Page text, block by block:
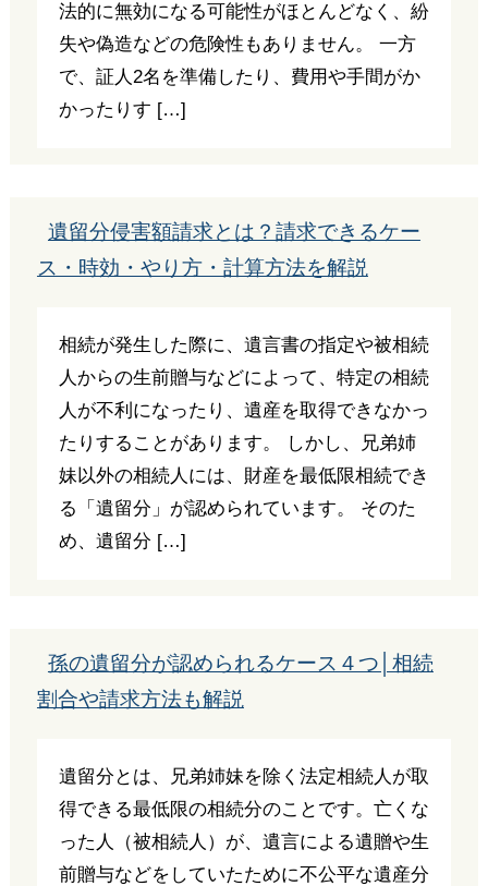
法的に無効になる可能性がほとんどなく、紛
失や偽造などの危険性もありません。 一方
で、証人2名を準備したり、費用や手間がか
かったりす […]
遺留分侵害額請求とは？請求できるケー
ス・時効・やり方・計算方法を解説
相続が発生した際に、遺言書の指定や被相続
人からの生前贈与などによって、特定の相続
人が不利になったり、遺産を取得できなかっ
たりすることがあります。 しかし、兄弟姉
妹以外の相続人には、財産を最低限相続でき
る「遺留分」が認められています。 そのた
め、遺留分 […]
孫の遺留分が認められるケース４つ│相続
割合や請求方法も解説
遺留分とは、兄弟姉妹を除く法定相続人が取
得できる最低限の相続分のことです。亡くな
った人（被相続人）が、遺言による遺贈や生
前贈与などをしていたために不公平な遺産分